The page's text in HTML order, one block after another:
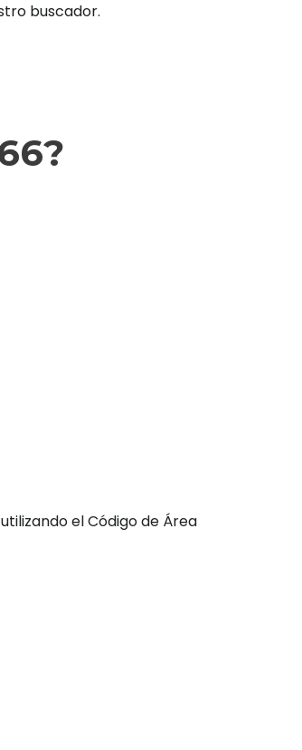
buscador.
el Código de Área